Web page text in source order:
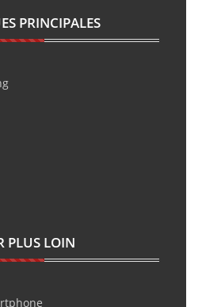
PRINCIPALES
PLUS LOIN